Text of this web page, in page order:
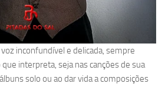
inconfundível e delicada, sempre
interpreta, seja nas canções de sua
solo ou ao dar vida a composições